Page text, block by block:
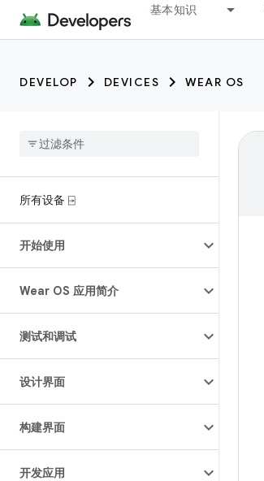
基本知识
DEVELOP DEVICES WEAR OS
所有设备 ⍈
开始使用
Wear OS 应用简介
测试和调试
设计界面
构建界面
开发应用